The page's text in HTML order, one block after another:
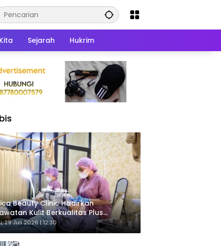
Sejarah Hukrim
Beauty Clinic Hadirkan
Kulit Berkualitas Plus
Gratis
29 Juli 2026 | 12:30